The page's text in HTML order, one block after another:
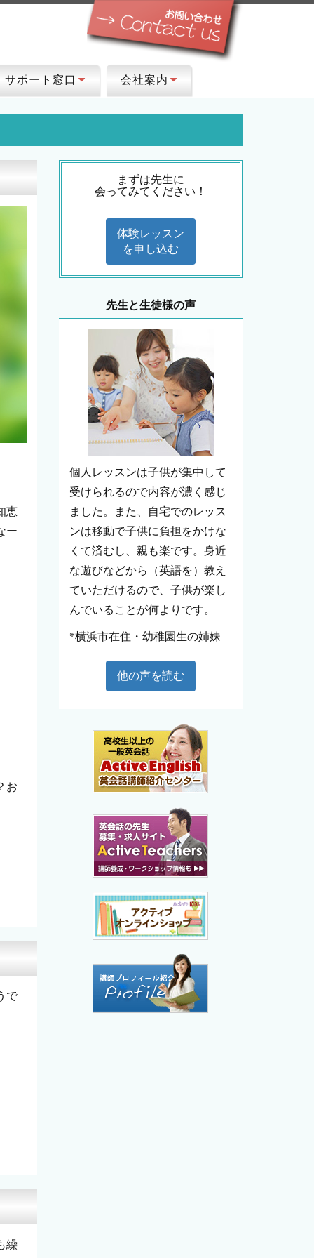
サポート窓口 会社案内
恵
ー
お
で
繰
まずは先生に
会ってみてください！
体験レッスン
を申し込む
先生と生徒様の声
個人レッスンは子供が集中して
受けられるので内容が濃く感じ
ました。また、自宅でのレッス
ンは移動で子供に負担をかけな
くて済むし、親も楽です。身近
な遊びなどから（英語を）教え
ていただけるので、子供が楽し
んでいることが何よりです。
*横浜市在住・幼稚園生の姉妹
他の声を読む